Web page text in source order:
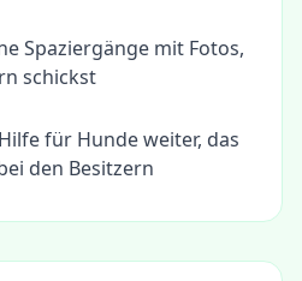
Spaziergänge mit Fotos,
schickst
für Hunde weiter, das
den Besitzern